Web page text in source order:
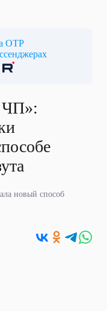
ОТР
ЧП»:
новый способ